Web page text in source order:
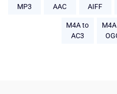
MP3
AAC
AIFF
M4A to
AC3